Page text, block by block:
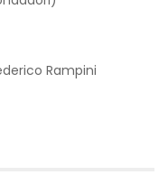
Rampini